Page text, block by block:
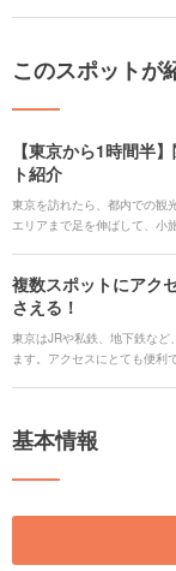
このスポットが
【東京から1時間半
ト紹介
東京を訪れたら、都内での観
エリアまで足を伸ばして、小
けるエリアと、そのエリアお
複数スポットにアク
さえる！
東京はJRや私鉄、地下鉄など
ます。アクセスにとても便利
違いなしです。 今回は、東京
基本情報